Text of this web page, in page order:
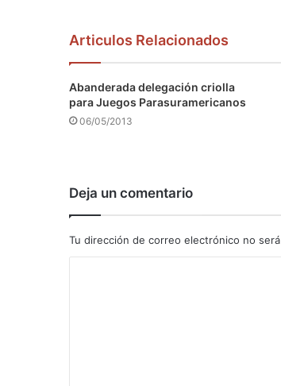
Articulos Relacionados
Abanderada delegación criolla
para Juegos Parasuramericanos
06/05/2013
Deja un comentario
Tu dirección de correo electrónico no